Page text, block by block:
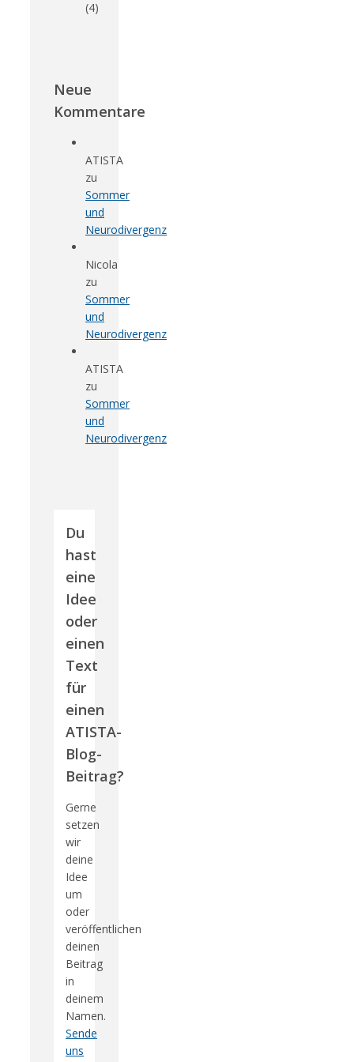
(4)
Neue
Kommentare
ATISTA
zu
Sommer
und
Neurodivergenz
Nicola
zu
Sommer
und
Neurodivergenz
ATISTA
zu
Sommer
und
Neurodivergenz
Du
hast
eine
Idee
oder
einen
Text
für
einen
ATISTA-
Blog-
Beitrag?
Gerne
setzen
wir
deine
Idee
um
oder
veröffentlichen
deinen
Beitrag
in
deinem
Namen.
Sende
uns